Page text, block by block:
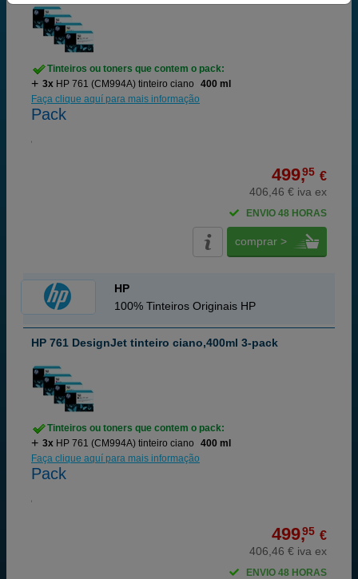
Tinteiros ou toners que contem o pack:
3x HP 761 (CM994A) tinteiro ciano
400 ml
Faça clique aquí para mais informação
Pack
499,95 €
406,46 € iva ex
ENVIO 48 HORAS
comprar >
HP
100% Tinteiros Originais HP
HP 761 DesignJet tinteiro ciano,400ml 3-pack
Tinteiros ou toners que contem o pack:
3x HP 761 (CM994A) tinteiro ciano
400 ml
Faça clique aquí para mais informação
Pack
499,95 €
406,46 € iva ex
ENVIO 48 HORAS